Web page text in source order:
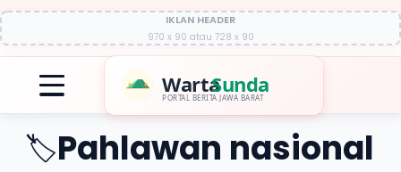
IKLAN HEADER
970 x 90 atau 728 x 90
WartaSunda
PORTAL BERITA JAWA BARAT
🏷️Pahlawan nasional